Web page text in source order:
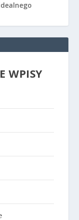
WPISY